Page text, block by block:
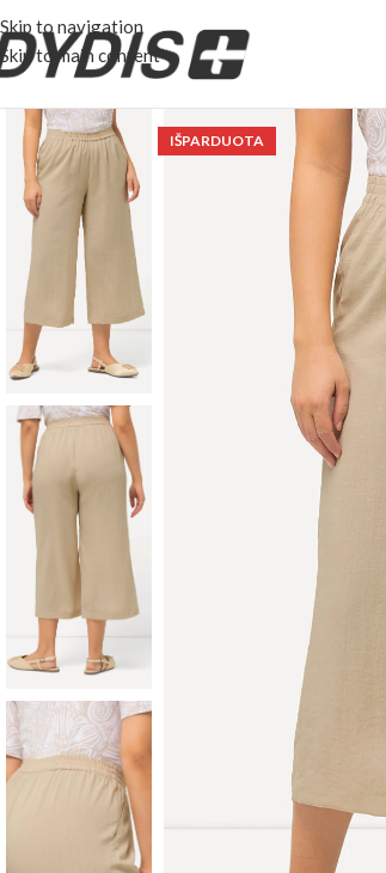
Skip to navigation
Skip to main content
IŠPARDUOTA